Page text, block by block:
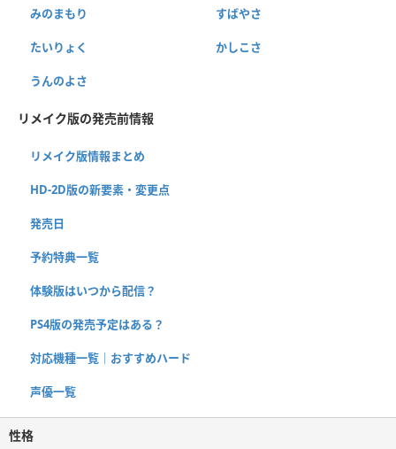
みのまもり すばやさ
たいりょく かしこさ
うんのよさ
リメイク版の発売前情報
リメイク版情報まとめ
HD-2D版の新要素・変更点
発売日
予約特典一覧
体験版はいつから配信？
PS4版の発売予定はある？
対応機種一覧｜おすすめハード
声優一覧
性格